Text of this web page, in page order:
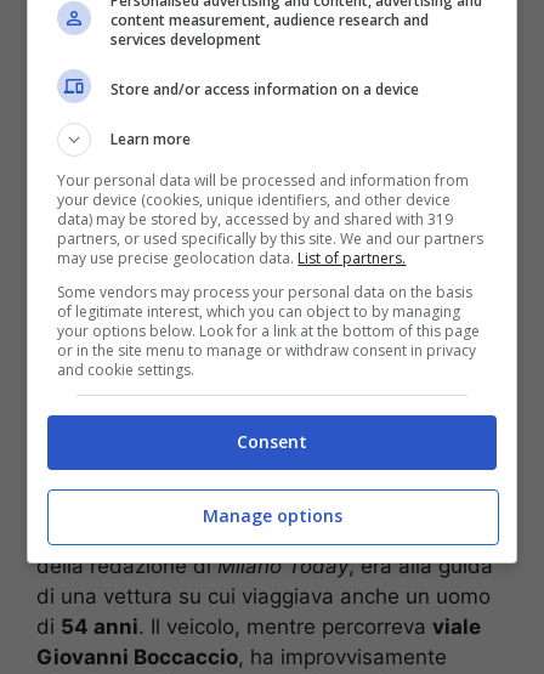
condizioni, sconvolto il pubblico di Chi
Massacrati in casa dalla figlia, una
famiglia distrutta: in pericolo anche la
colf
Muore a 17 anni, era in giro con il suo
monopattino: una tragedia
Un uomo, di cui non si conoscono le generalità,
ha perso la vita in un drammatico
stradaleavvenuto questa mattina all’alba,
, aBusto Arsizio
della provincia di Varese.
La vittima, secondo quanto riportano i colleghi
della redazione diMilano Today, era alla guida
di una vettura su cui viaggiava anche un uomo
di 54 anni. Il veicolo, mentre percorreva viale
Giovanni Boccaccio, ha improvvisamente
content measurement, audience research and
services development
Store and/or access information on a device
Learn more
Your personal data will be processed and information from
your device (cookies, unique identifiers, and other device
data) may be stored by, accessed by and shared with 319
partners, or used specifically by this site. We and our partners
may use precise geolocation data. List of partners.
Some vendors may process your personal data on the basis
of legitimate interest, which you can object to by managing
your options below. Look for a link at the bottom of this page
or in the site menu to manage or withdraw consent in privacy
and cookie settings.
Consent
Manage options